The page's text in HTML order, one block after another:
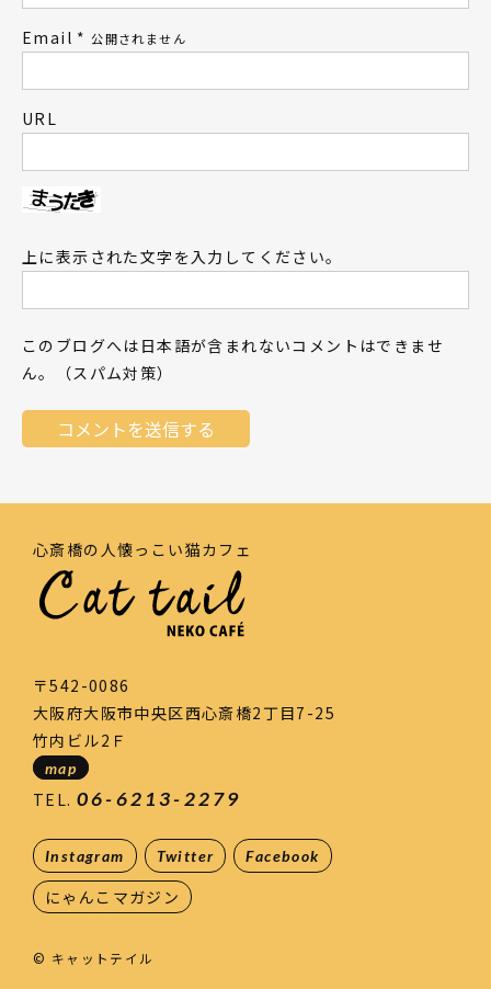
Email * 公開されません
URL
上に表示された文字を入力してください。
このブログへは日本語が含まれないコメントはできませ
ん。（スパム対策）
心斎橋の人懐っこい猫カフェ
〒542-0086
大阪府大阪市中央区西心斎橋2丁目7-25
竹内ビル2Ｆ
map
TEL. 06-6213-2279
Instagram Twitter Facebook
にゃんこマガジン
© キャットテイル